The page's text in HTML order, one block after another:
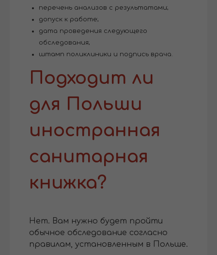
перечень анализов с результатами;
допуск к работе;
дата проведения следующего
обследования;
штамп поликлиники и подпись врача.
Подходит ли
для Польши
иностранная
санитарная
книжка?
Нет. Вам нужно будет пройти
обычное обследование согласно
правилам, установленным в Польше.